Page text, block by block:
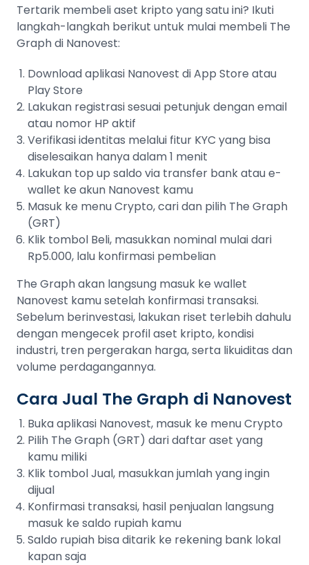
Tertarik membeli aset kripto yang satu ini? Ikuti
langkah-langkah berikut untuk mulai membeli The
Graph di Nanovest:
Download aplikasi Nanovest di App Store atau
Play Store
Lakukan registrasi sesuai petunjuk dengan email
atau nomor HP aktif
Verifikasi identitas melalui fitur KYC yang bisa
diselesaikan hanya dalam 1 menit
Lakukan top up saldo via transfer bank atau e-
wallet ke akun Nanovest kamu
Masuk ke menu Crypto, cari dan pilih The Graph
(GRT)
Klik tombol Beli, masukkan nominal mulai dari
Rp5.000, lalu konfirmasi pembelian
The Graph akan langsung masuk ke wallet
Nanovest kamu setelah konfirmasi transaksi.
Sebelum berinvestasi, lakukan riset terlebih dahulu
dengan mengecek profil aset kripto, kondisi
industri, tren pergerakan harga, serta likuiditas dan
volume perdagangannya.
Cara Jual The Graph di Nanovest
Buka aplikasi Nanovest, masuk ke menu Crypto
Pilih The Graph (GRT) dari daftar aset yang
kamu miliki
Klik tombol Jual, masukkan jumlah yang ingin
dijual
Konfirmasi transaksi, hasil penjualan langsung
masuk ke saldo rupiah kamu
Saldo rupiah bisa ditarik ke rekening bank lokal
kapan saja